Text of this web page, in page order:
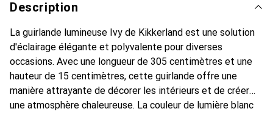
Description
La guirlande lumineuse Ivy de Kikkerland est une solution
d'éclairage élégante et polyvalente pour diverses
occasions. Avec une longueur de 305 centimètres et une
hauteur de 15 centimètres, cette guirlande offre une
manière attrayante de décorer les intérieurs et de créer
une atmosphère chaleureuse. La couleur de lumière blanc